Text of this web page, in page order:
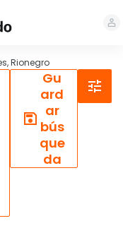
Rionegro
Gu
ard
ar
bús
que
da